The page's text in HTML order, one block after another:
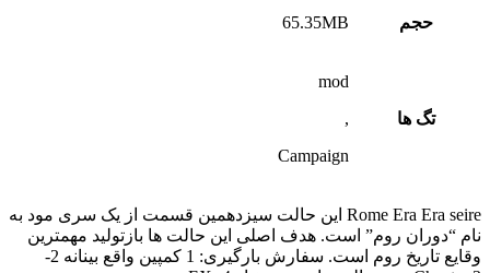
حجم 65.35MB
تگ ها
mod
,
Campaign
Rome Era Era seire این حالت سیزدهمین قسمت از یک سری مود به
نام “دوران روم” است. هدف اصلی این حالت ها بازتولید مهمترین
وقایع تاریخ روم است. سفارش بارگیری: 1 کمپین واقع بینانه 2-